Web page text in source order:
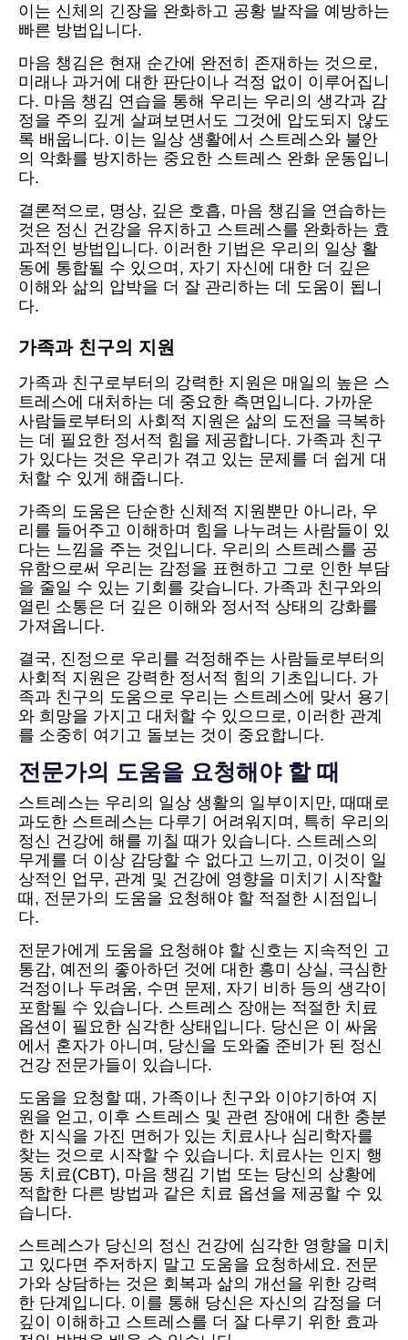
이는 신체의 긴장을 완화하고 공황 발작을 예방하는
빠른 방법입니다.
마음 챙김은 현재 순간에 완전히 존재하는 것으로,
미래나 과거에 대한 판단이나 걱정 없이 이루어집니
다. 마음 챙김 연습을 통해 우리는 우리의 생각과 감
정을 주의 깊게 살펴보면서도 그것에 압도되지 않도
록 배웁니다. 이는 일상 생활에서 스트레스와 불안
의 악화를 방지하는 중요한 스트레스 완화 운동입니
다.
결론적으로, 명상, 깊은 호흡, 마음 챙김을 연습하는
것은 정신 건강을 유지하고 스트레스를 완화하는 효
과적인 방법입니다. 이러한 기법은 우리의 일상 활
동에 통합될 수 있으며, 자기 자신에 대한 더 깊은
이해와 삶의 압박을 더 잘 관리하는 데 도움이 됩니
다.
가족과 친구의 지원
가족과 친구로부터의 강력한 지원은 매일의 높은 스
트레스에 대처하는 데 중요한 측면입니다. 가까운
사람들로부터의 사회적 지원은 삶의 도전을 극복하
는 데 필요한 정서적 힘을 제공합니다. 가족과 친구
가 있다는 것은 우리가 겪고 있는 문제를 더 쉽게 대
처할 수 있게 해줍니다.
가족의 도움은 단순한 신체적 지원뿐만 아니라, 우
리를 들어주고 이해하며 힘을 나누려는 사람들이 있
다는 느낌을 주는 것입니다. 우리의 스트레스를 공
유함으로써 우리는 감정을 표현하고 그로 인한 부담
을 줄일 수 있는 기회를 갖습니다. 가족과 친구와의
열린 소통은 더 깊은 이해와 정서적 상태의 강화를
가져옵니다.
결국, 진정으로 우리를 걱정해주는 사람들로부터의
사회적 지원은 강력한 정서적 힘의 기초입니다. 가
족과 친구의 도움으로 우리는 스트레스에 맞서 용기
와 희망을 가지고 대처할 수 있으므로, 이러한 관계
를 소중히 여기고 돌보는 것이 중요합니다.
전문가의 도움을 요청해야 할 때
스트레스는 우리의 일상 생활의 일부이지만, 때때로
과도한 스트레스는 다루기 어려워지며, 특히 우리의
정신 건강에 해를 끼칠 때가 있습니다. 스트레스의
무게를 더 이상 감당할 수 없다고 느끼고, 이것이 일
상적인 업무, 관계 및 건강에 영향을 미치기 시작할
때, 전문가의 도움을 요청해야 할 적절한 시점입니
다.
전문가에게 도움을 요청해야 할 신호는 지속적인 고
통감, 예전의 좋아하던 것에 대한 흥미 상실, 극심한
걱정이나 두려움, 수면 문제, 자기 비하 등의 생각이
포함될 수 있습니다. 스트레스 장애는 적절한 치료
옵션이 필요한 심각한 상태입니다. 당신은 이 싸움
에서 혼자가 아니며, 당신을 도와줄 준비가 된 정신
건강 전문가들이 있습니다.
도움을 요청할 때, 가족이나 친구와 이야기하여 지
원을 얻고, 이후 스트레스 및 관련 장애에 대한 충분
한 지식을 가진 면허가 있는 치료사나 심리학자를
찾는 것으로 시작할 수 있습니다. 치료사는 인지 행
동 치료(CBT), 마음 챙김 기법 또는 당신의 상황에
적합한 다른 방법과 같은 치료 옵션을 제공할 수 있
습니다.
스트레스가 당신의 정신 건강에 심각한 영향을 미치
고 있다면 주저하지 말고 도움을 요청하세요. 전문
가와 상담하는 것은 회복과 삶의 개선을 위한 강력
한 단계입니다. 이를 통해 당신은 자신의 감정을 더
깊이 이해하고 스트레스를 더 잘 다루기 위한 효과